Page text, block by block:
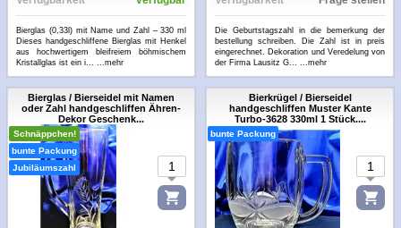
Bierglas (0,33l) mit Name und Zahl – 330 ml
Dieses handgeschliffene Bierglas mit Henkel
aus hochwertigem bleifreiem böhmischem
Kristallglas ist ein i... ...mehr
Die Geburtstagszahl in die bemerkung der
bestellung schreiben. Die Zahl ist in preis
eingerechnet. Dekoration und Veredelung von
der Firma Lausitz G... ...mehr
Bierglas / Bierseidel mit Namen
oder Zahl handgeschliffen Ähren-
Dekor Geschenk...
Schnäppchen!
bunte Packung
Jubiläumszahl
Bierkrügel / Bierseidel
handgeschliffen Muster Kante
Turbo-3628 330ml 1 Stück....
bunte Packung